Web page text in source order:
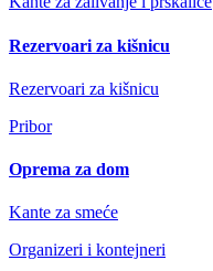
Rezervoari za kišnicu
Rezervoari za kišnicu
Pribor
Oprema za dom
Kante za smeće
Organizeri i kontejneri